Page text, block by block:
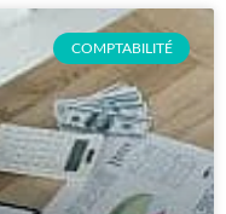
COMPTABILITÉ